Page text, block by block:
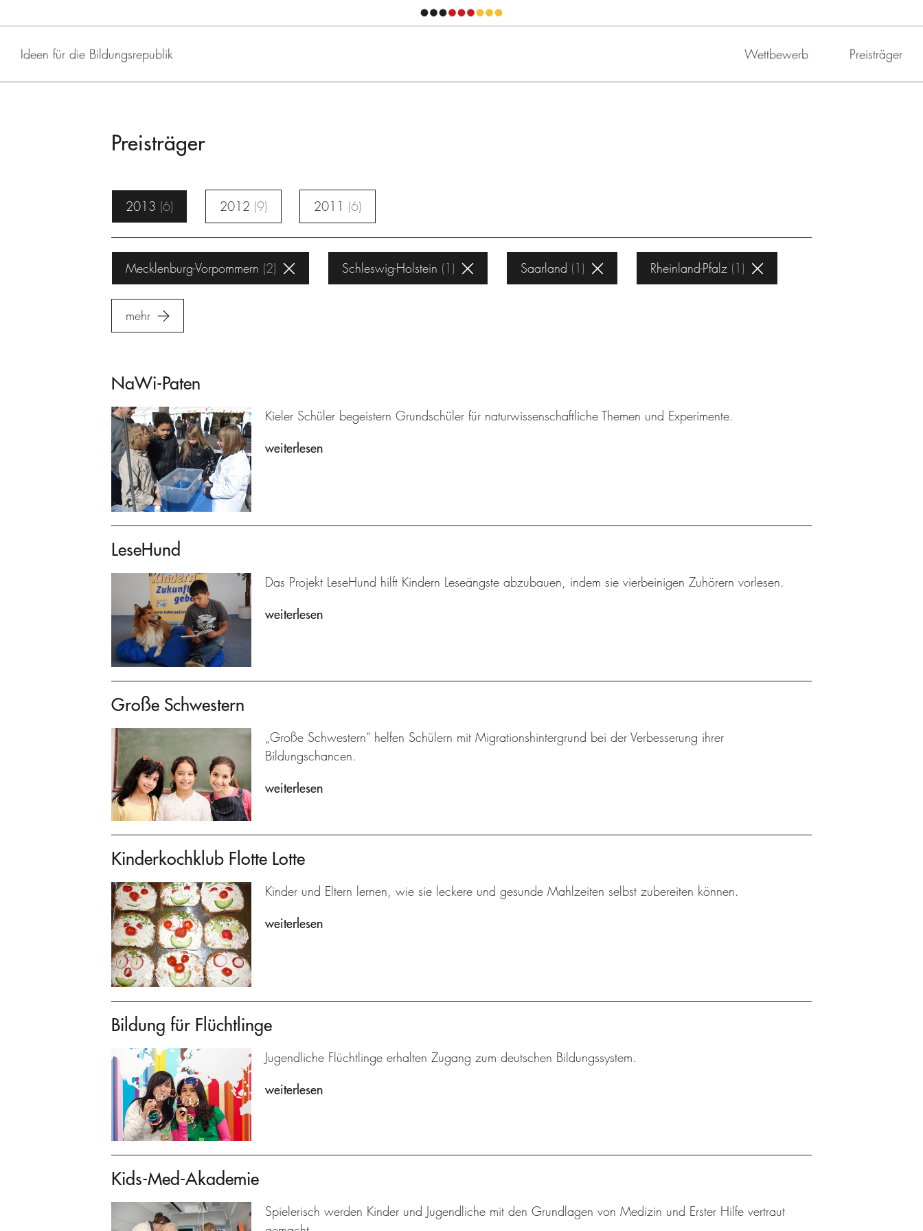
Ideen für die Bildungsrepublik Wettbewerb Preisträger
Preisträger
2013 6 2012 9 2011 6
Mecklenburg-Vorpommern 2 Schleswig-Holstein 1 Saarland 1 Rheinland-Pfalz 1
mehr
NaWi-Paten
Kieler Schüler begeistern Grundschüler für naturwissenschaftliche Themen und Experimente.
weiterlesen
LeseHund
Das Projekt LeseHund hilft Kindern Leseängste abzubauen, indem sie vierbeinigen Zuhörern vorlesen.
weiterlesen
Große Schwestern
„Große Schwestern“ helfen Schülern mit Migrationshintergrund bei der Verbesserung ihrer
Bildungschancen.
weiterlesen
Kinderkochklub Flotte Lotte
Kinder und Eltern lernen, wie sie leckere und gesunde Mahlzeiten selbst zubereiten können.
weiterlesen
Bildung für Flüchtlinge
Jugendliche Flüchtlinge erhalten Zugang zum deutschen Bildungssystem.
weiterlesen
Kids-Med-Akademie
Spielerisch werden Kinder und Jugendliche mit den Grundlagen von Medizin und Erster Hilfe vertraut